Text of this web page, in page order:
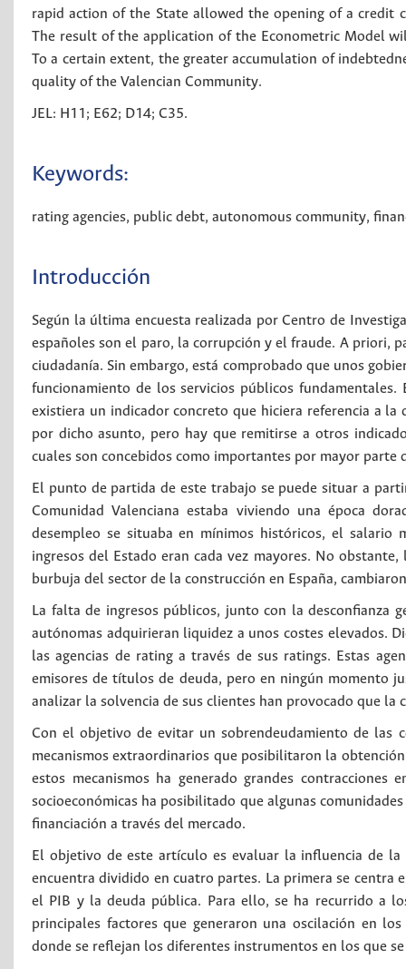
rapid action of the State allowed the opening of a
The result of the application of the Econometric Model
To a certain extent, the greater accumulation of
quality of the Valencian Community.
JEL: H11; E62; D14; C35.
Keywords:
rating agencies, public debt, autonomous community,
Introducción
Según la última encuesta realizada por Centro de
españoles son el paro, la corrupción y el fraude. A priori,
ciudadanía. Sin embargo, está comprobado que unos
funcionamiento de los servicios públicos
existiera un indicador concreto que hiciera referencia a
por dicho asunto, pero hay que remitirse a otros
cuales son concebidos como importantes por mayor parte
El punto de partida de este trabajo se puede situar a
Comunidad Valenciana estaba viviendo una época
desempleo se situaba en mínimos históricos, el salario
ingresos del Estado eran cada vez mayores. No
burbuja del sector de la construcción en España,
La falta de ingresos públicos, junto con la desconfianza
autónomas adquirieran liquidez a unos costes elevados.
las agencias de rating a través de sus ratings. Estas
emisores de títulos de deuda, pero en ningún momento
analizar la solvencia de sus clientes han provocado que
Con el objetivo de evitar un sobrendeudamiento de las
mecanismos extraordinarios que posibilitaron la
estos mecanismos ha generado grandes
socioeconómicas ha posibilitado que algunas
financiación a través del mercado.
El objetivo de este artículo es evaluar la influencia de
encuentra dividido en cuatro partes. La primera se centra
el PIB y la deuda pública. Para ello, se ha recurrido a
principales factores que generaron una oscilación en
donde se reflejan los diferentes instrumentos en los que